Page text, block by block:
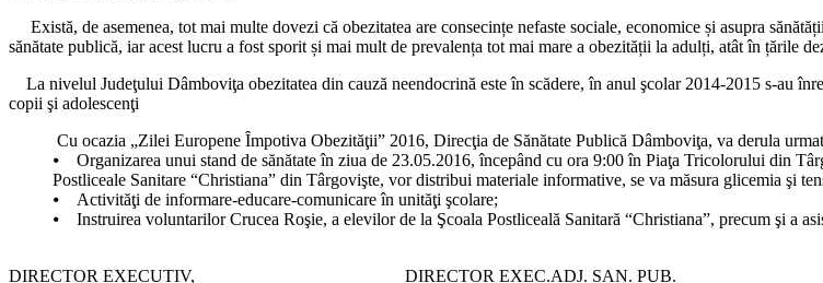
Există, de asemenea, tot mai multe dovezi că obezitatea are consecințe nefaste sociale, economice și asupra
sănătate publică, iar acest lucru a fost sporit și mai mult de prevalența tot mai mare a obezității la adulți, atât în țările
La nivelul Judeţului Dâmboviţa obezitatea din cauză neendocrină este în scădere, în anul şcolar 2014-2015 s-au
copii şi adolescenţi
Cu ocazia „Zilei Europene Ȋmpotiva Obezităţii” 2016, Direcţia de Sănătate Publică Dâmboviţa, va derula
⦁ Organizarea unui stand de sănătate în ziua de 23.05.2016, începând cu ora 9:00 în Piaţa Tricolorului din
Postliceale Sanitare “Christiana” din Târgovişte, vor distribui materiale informative, se va măsura glicemia şi
⦁ Activităţi de informare-educare-comunicare în unităţi şcolare;
⦁ Instruirea voluntarilor Crucea Roşie, a elevilor de la Şcoala Postliceală Sanitară “Christiana”, precum şi a
DIRECTOR EXECUTIV, DIRECTOR EXEC.ADJ. SAN. PUB.